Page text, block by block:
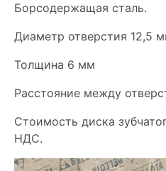
Борсодержащая сталь.
Диаметр отверстия 12,5
Толщина 6 мм
Расстояние между
Стоимость диска
НДС.